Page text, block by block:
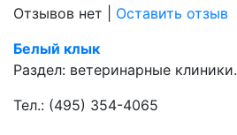
Отзывов нет
Оставить отзыв
Белый клык
Раздел: ветеринарные клиники.
Тел.: (495) 354-4065